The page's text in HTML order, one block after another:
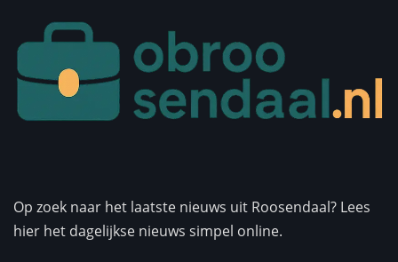
Op zoek naar het laatste nieuws uit Roosendaal? Lees
hier het dagelijkse nieuws simpel online.